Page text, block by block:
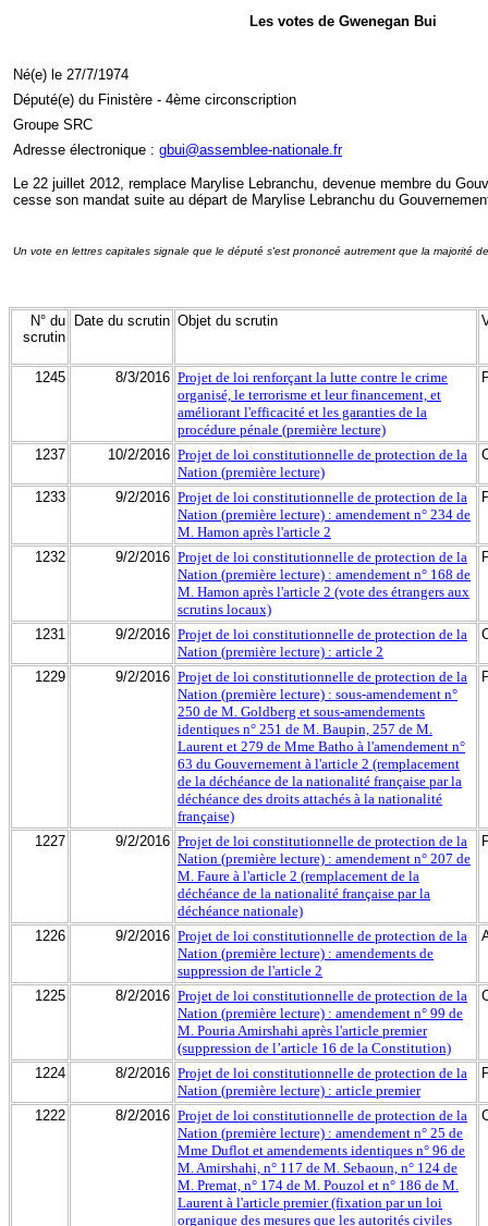
Les votes de Gwenegan Bui
Né(e) le 27/7/1974
Député(e) du Finistère - 4ème circonscription
Groupe SRC
Adresse électronique : gbui@assemblee-nationale.fr
Le 22 juillet 2012, remplace Marylise Lebranchu, devenue membre du
cesse son mandat suite au départ de Marylise Lebranchu du
Un vote en lettres capitales signale que le député s'est prononcé autrement que la majorité
N° du
scrutin
Date du scrutin Objet du scrutin
1245 8/3/2016 Projet de loi renforçant la lutte contre le crime
organisé, le terrorisme et leur financement, et
améliorant l'efficacité et les garanties de la
procédure pénale (première lecture)
1237 10/2/2016 Projet de loi constitutionnelle de protection de la
Nation (première lecture)
1233 9/2/2016 Projet de loi constitutionnelle de protection de la
Nation (première lecture) : amendement n° 234 de
M. Hamon après l'article 2
1232 9/2/2016 Projet de loi constitutionnelle de protection de la
Nation (première lecture) : amendement n° 168 de
M. Hamon après l'article 2 (vote des étrangers aux
scrutins locaux)
1231 9/2/2016 Projet de loi constitutionnelle de protection de la
Nation (première lecture) : article 2
1229 9/2/2016 Projet de loi constitutionnelle de protection de la
Nation (première lecture) : sous-amendement n°
250 de M. Goldberg et sous-amendements
identiques n° 251 de M. Baupin, 257 de M.
Laurent et 279 de Mme Batho à l'amendement n°
63 du Gouvernement à l'article 2 (remplacement
de la déchéance de la nationalité française par la
déchéance des droits attachés à la nationalité
française)
1227 9/2/2016 Projet de loi constitutionnelle de protection de la
Nation (première lecture) : amendement n° 207 de
M. Faure à l'article 2 (remplacement de la
déchéance de la nationalité française par la
déchéance nationale)
1226 9/2/2016 Projet de loi constitutionnelle de protection de la
Nation (première lecture) : amendements de
suppression de l'article 2
1225 8/2/2016 Projet de loi constitutionnelle de protection de la
Nation (première lecture) : amendement n° 99 de
M. Pouria Amirshahi après l'article premier
(suppression de l’article 16 de la Constitution)
1224 8/2/2016 Projet de loi constitutionnelle de protection de la
Nation (première lecture) : article premier
1222 8/2/2016 Projet de loi constitutionnelle de protection de la
Nation (première lecture) : amendement n° 25 de
Mme Duflot et amendements identiques n° 96 de
M. Amirshahi, n° 117 de M. Sebaoun, n° 124 de
M. Premat, n° 174 de M. Pouzol et n° 186 de M.
Laurent à l'article premier (fixation par un loi
organique des mesures que les autorités civiles